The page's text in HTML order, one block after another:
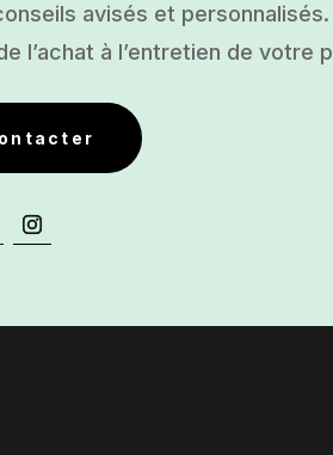
avisés et
l’achat à l’entretien de votre